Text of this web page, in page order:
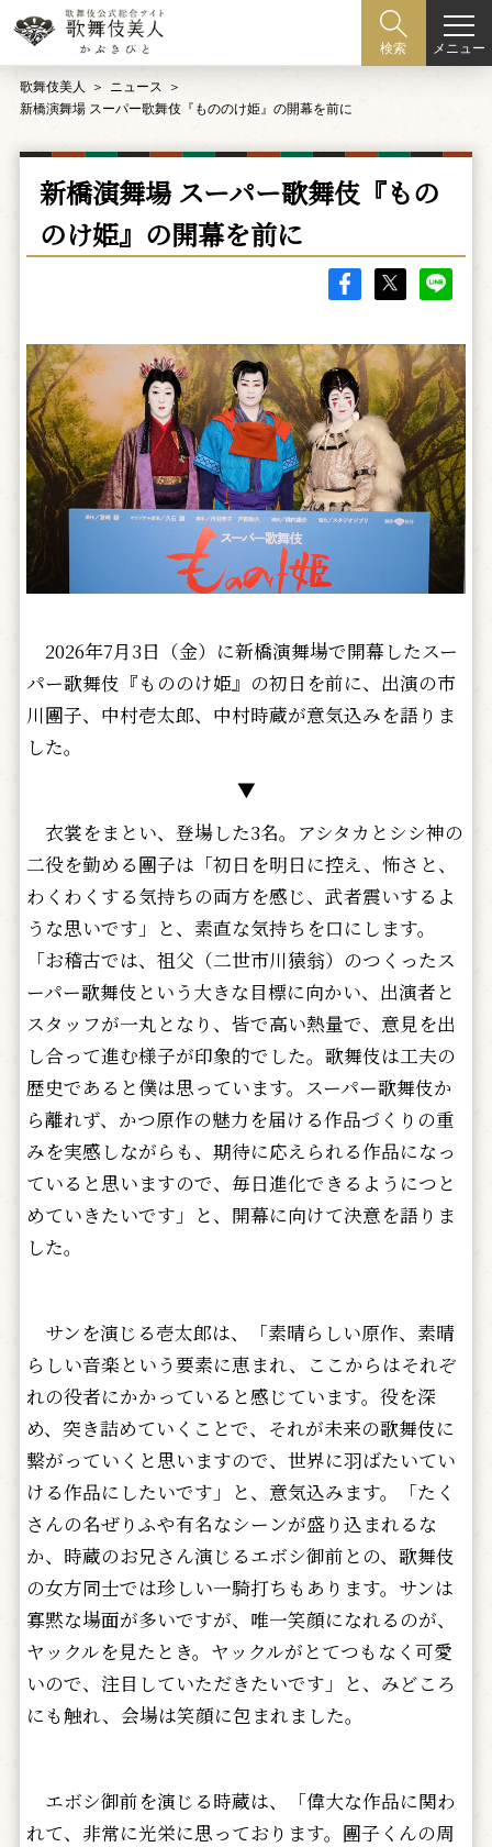
検索 メニュー
歌舞伎美人
ニュース
新橋演舞場 スーパー歌舞伎『もののけ姫』の開幕を前に
新橋演舞場 スーパー歌舞伎『もの
のけ姫』の開幕を前に
2026年7月3日（金）に新橋演舞場で開幕したスー
パー歌舞伎『もののけ姫』の初日を前に、出演の市
川團子、中村壱太郎、中村時蔵が意気込みを語りま
した。
▼
衣裳をまとい、登場した3名。アシタカとシシ神の
二役を勤める團子は「初日を明日に控え、怖さと、
わくわくする気持ちの両方を感じ、武者震いするよ
うな思いです」と、素直な気持ちを口にします。
「お稽古では、祖父（二世市川猿翁）のつくったス
ーパー歌舞伎という大きな目標に向かい、出演者と
スタッフが一丸となり、皆で高い熱量で、意見を出
し合って進む様子が印象的でした。歌舞伎は工夫の
歴史であると僕は思っています。スーパー歌舞伎か
ら離れず、かつ原作の魅力を届ける作品づくりの重
みを実感しながらも、期待に応えられる作品になっ
ていると思いますので、毎日進化できるようにつと
めていきたいです」と、開幕に向けて決意を語りま
した。
サンを演じる壱太郎は、「素晴らしい原作、素晴
らしい音楽という要素に恵まれ、ここからはそれぞ
れの役者にかかっていると感じています。役を深
め、突き詰めていくことで、それが未来の歌舞伎に
繋がっていくと思いますので、世界に羽ばたいてい
ける作品にしたいです」と、意気込みます。「たく
さんの名ぜりふや有名なシーンが盛り込まれるな
か、時蔵のお兄さん演じるエボシ御前との、歌舞伎
の女方同士では珍しい一騎打ちもあります。サンは
寡黙な場面が多いですが、 唯一笑顔になれるのが、
ヤックルを見たとき。ヤックルがとてつもなく可愛
いので、注目していただきたいです 」と、みどころ
にも触れ、会場は笑顔に包まれました。
エボシ御前を演じる時蔵は、「偉大な作品に関わ
れて、非常に光栄に思っております。團子くんの周